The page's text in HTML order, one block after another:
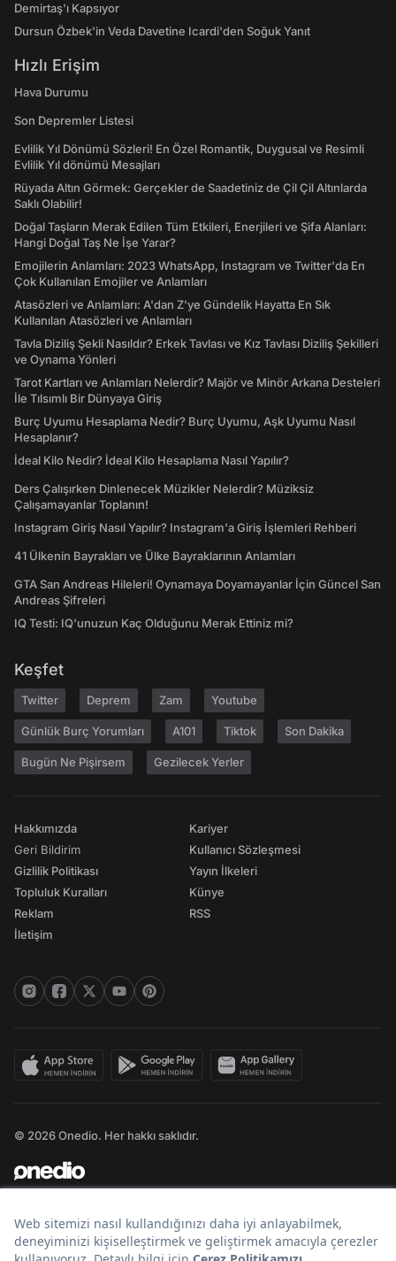
Demirtaş'ı Kapsıyor
Dursun Özbek'in Veda Davetine Icardi'den Soğuk Yanıt
Hızlı Erişim
Hava Durumu
Son Depremler Listesi
Evlilik Yıl Dönümü Sözleri! En Özel Romantik, Duygusal ve Resimli
Evlilik Yıl dönümü Mesajları
Rüyada Altın Görmek: Gerçekler de Saadetiniz de Çil Çil Altınlarda
Saklı Olabilir!
Doğal Taşların Merak Edilen Tüm Etkileri, Enerjileri ve Şifa Alanları:
Hangi Doğal Taş Ne İşe Yarar?
Emojilerin Anlamları: 2023 WhatsApp, Instagram ve Twitter'da En
Çok Kullanılan Emojiler ve Anlamları
Atasözleri ve Anlamları: A'dan Z'ye Gündelik Hayatta En Sık
Kullanılan Atasözleri ve Anlamları
Tavla Diziliş Şekli Nasıldır? Erkek Tavlası ve Kız Tavlası Diziliş Şekilleri
ve Oynama Yönleri
Tarot Kartları ve Anlamları Nelerdir? Majör ve Minör Arkana Desteleri
İle Tılsımlı Bir Dünyaya Giriş
Burç Uyumu Hesaplama Nedir? Burç Uyumu, Aşk Uyumu Nasıl
Hesaplanır?
İdeal Kilo Nedir? İdeal Kilo Hesaplama Nasıl Yapılır?
Ders Çalışırken Dinlenecek Müzikler Nelerdir? Müziksiz
Çalışamayanlar Toplanın!
Instagram Giriş Nasıl Yapılır? Instagram'a Giriş İşlemleri Rehberi
41 Ülkenin Bayrakları ve Ülke Bayraklarının Anlamları
GTA San Andreas Hileleri! Oynamaya Doyamayanlar İçin Güncel San
Andreas Şifreleri
IQ Testi: IQ'unuzun Kaç Olduğunu Merak Ettiniz mi?
Keşfet
Twitter Deprem Zam Youtube
Günlük Burç Yorumları A101 Tiktok Son Dakika
Bugün Ne Pişirsem Gezilecek Yerler
Hakkımızda
Geri Bildirim
Gizlilik Politikası
Topluluk Kuralları
Reklam
İletişim
Kariyer
Kullanıcı Sözleşmesi
Yayın İlkeleri
Künye
RSS
© 2026 Onedio. Her hakkı saklıdır.
Bir markasıdır.